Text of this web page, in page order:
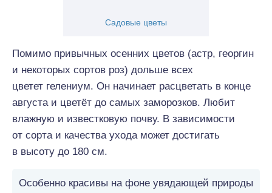
Садовые цветы
Помимо привычных осенних цветов (астр, георгин
и некоторых сортов роз) дольше всех
цветет гелениум. Он начинает расцветать в конце
августа и цветёт до самых заморозков. Любит
влажную и известковую почву. В зависимости
от сорта и качества ухода может достигать
в высоту до 180 см.
Особенно красивы на фоне увядающей природы